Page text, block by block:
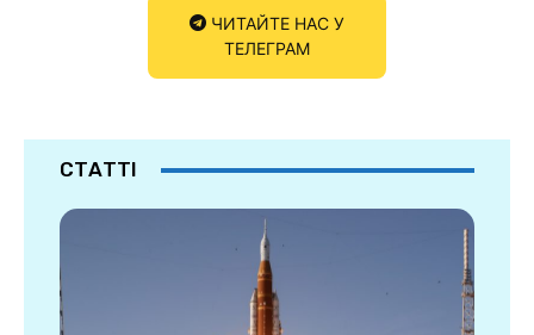
ЧИТАЙТЕ НАС У
ТЕЛЕГРАМ
СТАТТІ